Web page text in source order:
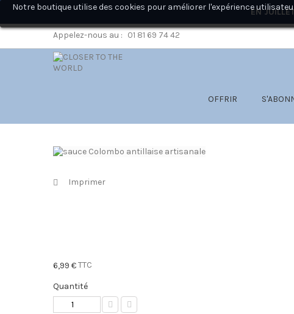
EN
Appelez-nous au : 01 81 69 74 42
OFFRIR
Notre boutique utilise des cookies pour améliorer l'expérience
Imprimer
6,99 €TTC
Quantité